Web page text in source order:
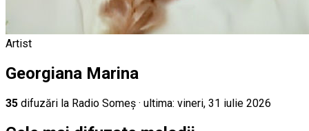
Artist
Georgiana Marina
35 difuzări la Radio Someș · ultima: vineri, 31 iulie 2026